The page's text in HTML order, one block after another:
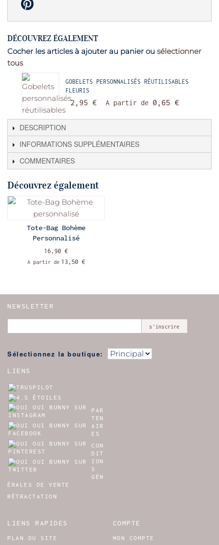
DÉCOUVREZ ÉGALEMENT
Cocher les articles à ajouter au panier ou sélectionner
tous
GOBELETS PERSONNALISÉS RÉUTILISABLES
FLEURIS
2,95 € A partir de 0,65 €
DESCRIPTION
INFORMATIONS SUPPLÉMENTAIRES
COMMENTAIRES
Découvrez également
Tote-Bag Bohème
Personnalisé
16,90 €
A partir de 13,50 €
NEWSLETTER
s'inscrire
Sélectionnez la boutique:
LIENS
PAR
TEN
AIR
ES
CON
DIT
ION
S
GÉN
ÉRALES DE VENTE
RÉTRACTATION
LIENS RAPIDES
PLAN DU SITE
COMPTE
MON COMPTE